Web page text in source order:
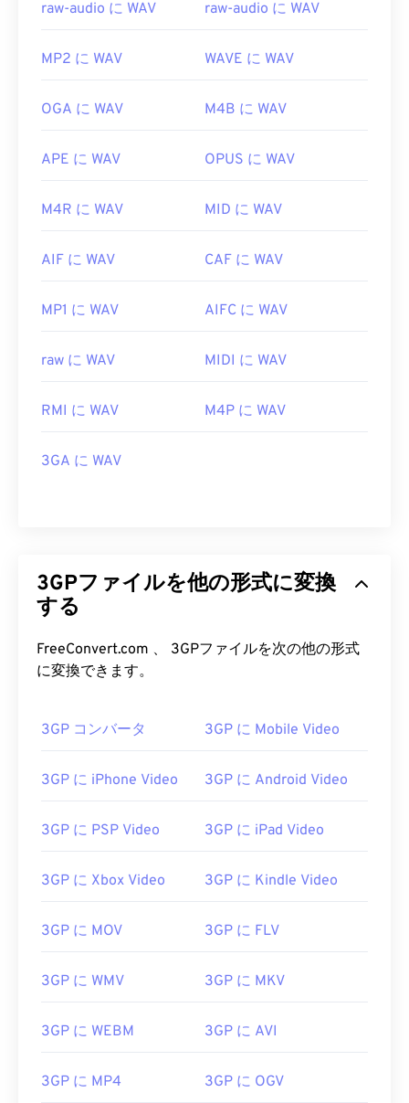
raw-audio に WAV raw-audio に WAV
MP2 に WAV WAVE に WAV
OGA に WAV M4B に WAV
APE に WAV OPUS に WAV
M4R に WAV MID に WAV
AIF に WAV CAF に WAV
MP1 に WAV AIFC に WAV
raw に WAV MIDI に WAV
RMI に WAV M4P に WAV
3GA に WAV
3GPファイルを他の形式に変換
する
FreeConvert.com 、 3GPファイルを次の他の形式
に変換できます。
3GP コンバータ 3GP に Mobile Video
3GP に iPhone Video 3GP に Android Video
3GP に PSP Video 3GP に iPad Video
3GP に Xbox Video 3GP に Kindle Video
3GP に MOV 3GP に FLV
3GP に WMV 3GP に MKV
3GP に WEBM 3GP に AVI
3GP に MP4 3GP に OGV